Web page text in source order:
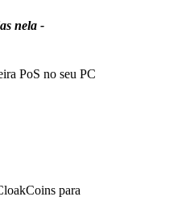
nela -
PoS no seu PC
para